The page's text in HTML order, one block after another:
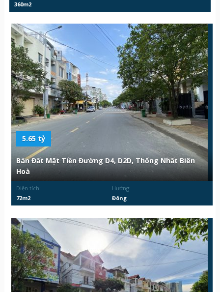
360m2
5.65 tỷ
Bán Đất Mặt Tiền Đường D4, D2D, Thống Nhất Biên
Hoà
Diện tích:
72m2
Hướng:
Đông